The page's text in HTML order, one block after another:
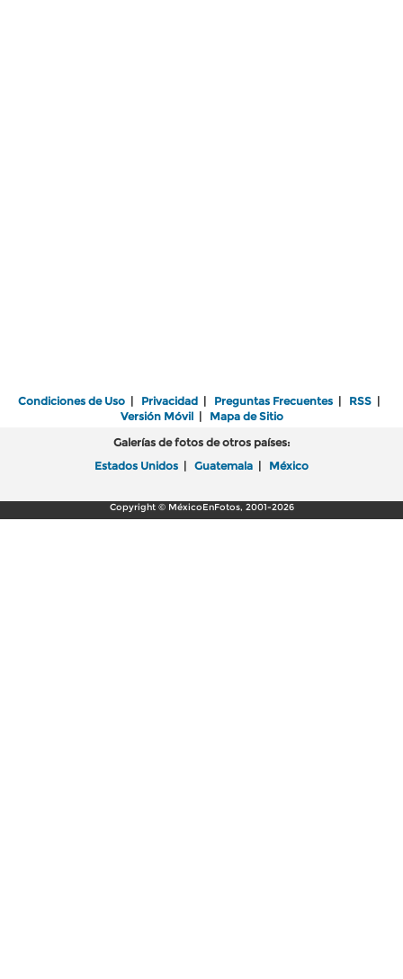
Condiciones de Uso | Privacidad | Preguntas Frecuentes | RSS |
Versión Móvil| Mapa de Sitio
Galerías de fotos de otros países:
Estados Unidos | Guatemala | México
Copyright © MéxicoEnFotos, 2001-2026